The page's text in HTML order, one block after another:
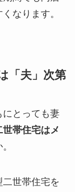
なります。
「夫」次第
にとっても妻
世帯住宅はメ
世帯住宅を